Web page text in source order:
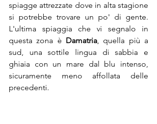
spiagge attrezzate dove in alta stagione
si potrebbe trovare un po' di gente.
L'ultima spiaggia che vi segnalo in
questa zona è Damatria, quella più a
sud, una sottile lingua di sabbia e
ghiaia con un mare dal blu intenso,
sicuramente meno affollata delle
precedenti.